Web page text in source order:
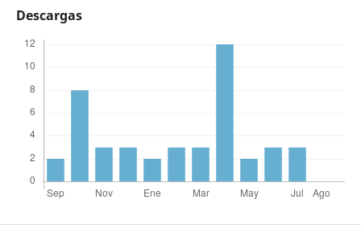
Descargas